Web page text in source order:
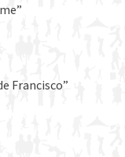
Francisco”